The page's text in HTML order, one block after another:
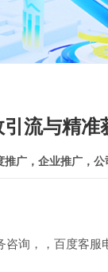
流与精准
广，企业推广，公
询，，百度客服